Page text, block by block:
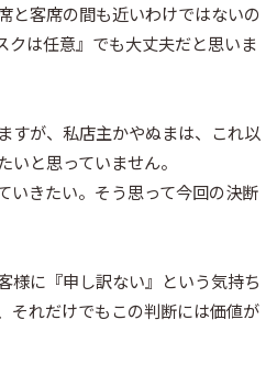
と客席の間も近いわけではないの
クは任意』でも大丈夫だと思いま
すが、私店主かやぬまは、これ以
いと思っていません。
いきたい。そう思って今回の決断
様に『申し訳ない』という気持ち
それだけでもこの判断には価値が